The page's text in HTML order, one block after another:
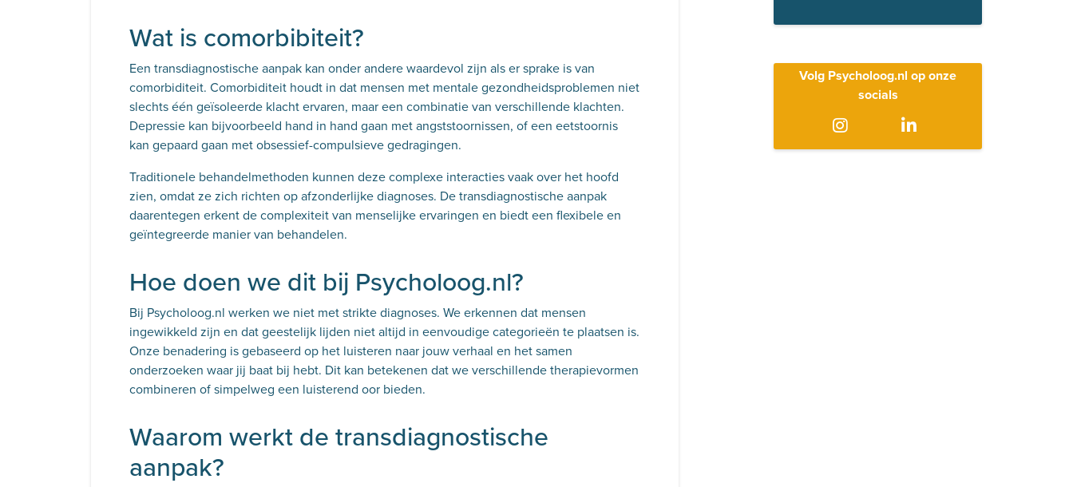
Wat is comorbibiteit?
Een transdiagnostische aanpak kan onder andere waardevol zijn als er sprake is van
comorbiditeit. Comorbiditeit houdt in dat mensen met mentale gezondheidsproblemen niet
slechts één geïsoleerde klacht ervaren, maar een combinatie van verschillende klachten.
Depressie kan bijvoorbeeld hand in hand gaan met angststoornissen, of een eetstoornis
kan gepaard gaan met obsessief-compulsieve gedragingen.
Traditionele behandelmethoden kunnen deze complexe interacties vaak over het hoofd
zien, omdat ze zich richten op afzonderlijke diagnoses. De transdiagnostische aanpak
daarentegen erkent de complexiteit van menselijke ervaringen en biedt een flexibele en
geïntegreerde manier van behandelen.
Hoe doen we dit bij Psycholoog.nl?
Bij Psycholoog.nl werken we niet met strikte diagnoses. We erkennen dat mensen
ingewikkeld zijn en dat geestelijk lijden niet altijd in eenvoudige categorieën te plaatsen is.
Onze benadering is gebaseerd op het luisteren naar jouw verhaal en het samen
onderzoeken waar jij baat bij hebt. Dit kan betekenen dat we verschillende therapievormen
combineren of simpelweg een luisterend oor bieden.
Waarom werkt de transdiagnostische
aanpak?
Volg Psycholoog.nl op onze
socials